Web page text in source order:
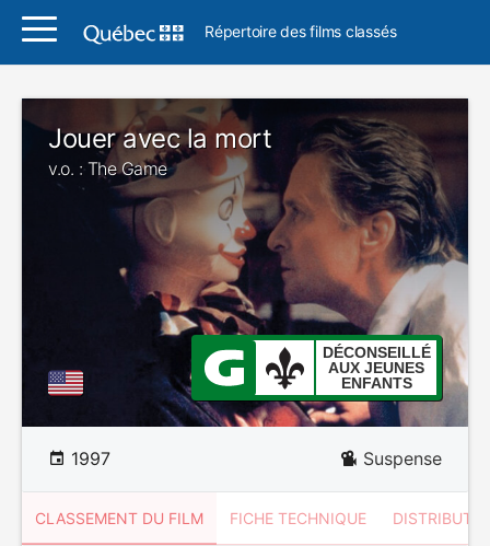
Répertoire des films classés
Jouer avec la mort
v.o. : The Game
DÉCONSEILLÉ
AUX JEUNES
ENFANTS
1997 Suspense
CLASSEMENT DU FILM FICHE TECHNIQUE